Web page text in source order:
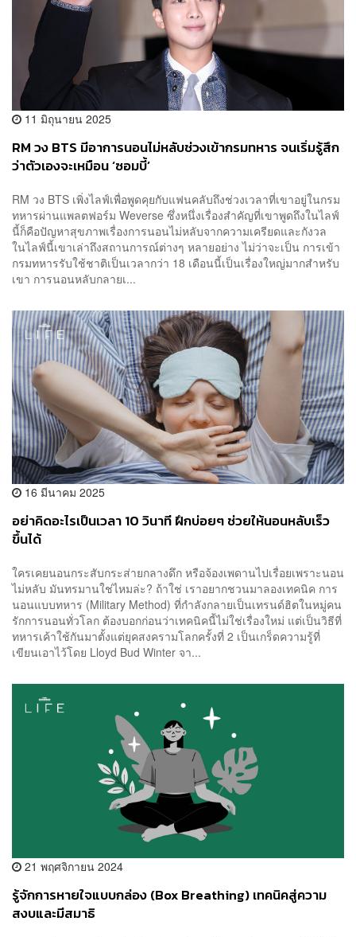
11 มิถุนายน 2025
RM วง BTS มีอาการนอนไม่หลับช่วงเข้ากรมทหาร จนเริ่มรู้สึก
ว่าตัวเองจะเหมือน ‘ซอมบี้’
RM วง BTS เพิ่งไลฟ์เพื่อพูดคุยกับแฟนคลับถึงช่วงเวลาที่เขาอยู่ในกรม
ทหารผ่านแพลตฟอร์ม Weverse ซึ่งหนึ่งเรื่องสำคัญที่เขาพูดถึงในไลฟ์
นี้ก็คือปัญหาสุขภาพเรื่องการนอนไม่หลับจากความเครียดและกังวล
ในไลฟ์นี้เขาเล่าถึงสถานการณ์ต่างๆ หลายอย่าง ไม่ว่าจะเป็น การเข้า
กรมทหารรับใช้ชาติเป็นเวลากว่า 18 เดือนนี้เป็นเรื่องใหญ่มากสำหรับ
เขา การนอนหลับกลายเ...
16 มีนาคม 2025
อย่าคิดอะไรเป็นเวลา 10 วินาที ฝึกบ่อยๆ ช่วยให้นอนหลับเร็ว
ขึ้นได้
ใครเคยนอนกระสับกระส่ายกลางดึก หรือจ้องเพดานไปเรื่อยเพราะนอน
ไม่หลับ มันทรมานใช่ไหมล่ะ? ถ้าใช่ เราอยากชวนมาลองเทคนิค การ
นอนแบบทหาร (Military Method) ที่กำลังกลายเป็นเทรนด์ฮิตในหมู่คน
รักการนอนทั่วโลก ต้องบอกก่อนว่าเทคนิคนี้ไม่ใช่เรื่องใหม่ แต่เป็นวิธีที่
ทหารเค้าใช้กันมาตั้งแต่ยุคสงครามโลกครั้งที่ 2 เป็นเกร็ดความรู้ที่
เขียนเอาไว้โดย Lloyd Bud Winter จา...
21 พฤศจิกายน 2024
รู้จักการหายใจแบบกล่อง (Box Breathing) เทคนิคสู่ความ
สงบและมีสมาธิ